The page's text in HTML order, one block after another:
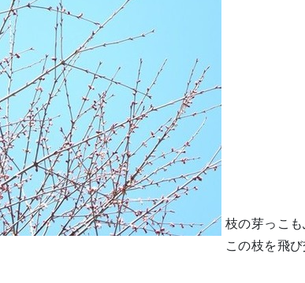
枝の芽っこも
この枝を飛